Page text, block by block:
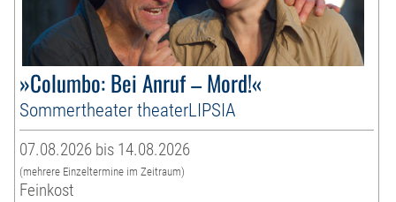
»Columbo: Bei Anruf – Mord!«
Sommertheater theaterLIPSIA
07.08.2026 bis 14.08.2026
(mehrere Einzeltermine im Zeitraum)
Feinkost